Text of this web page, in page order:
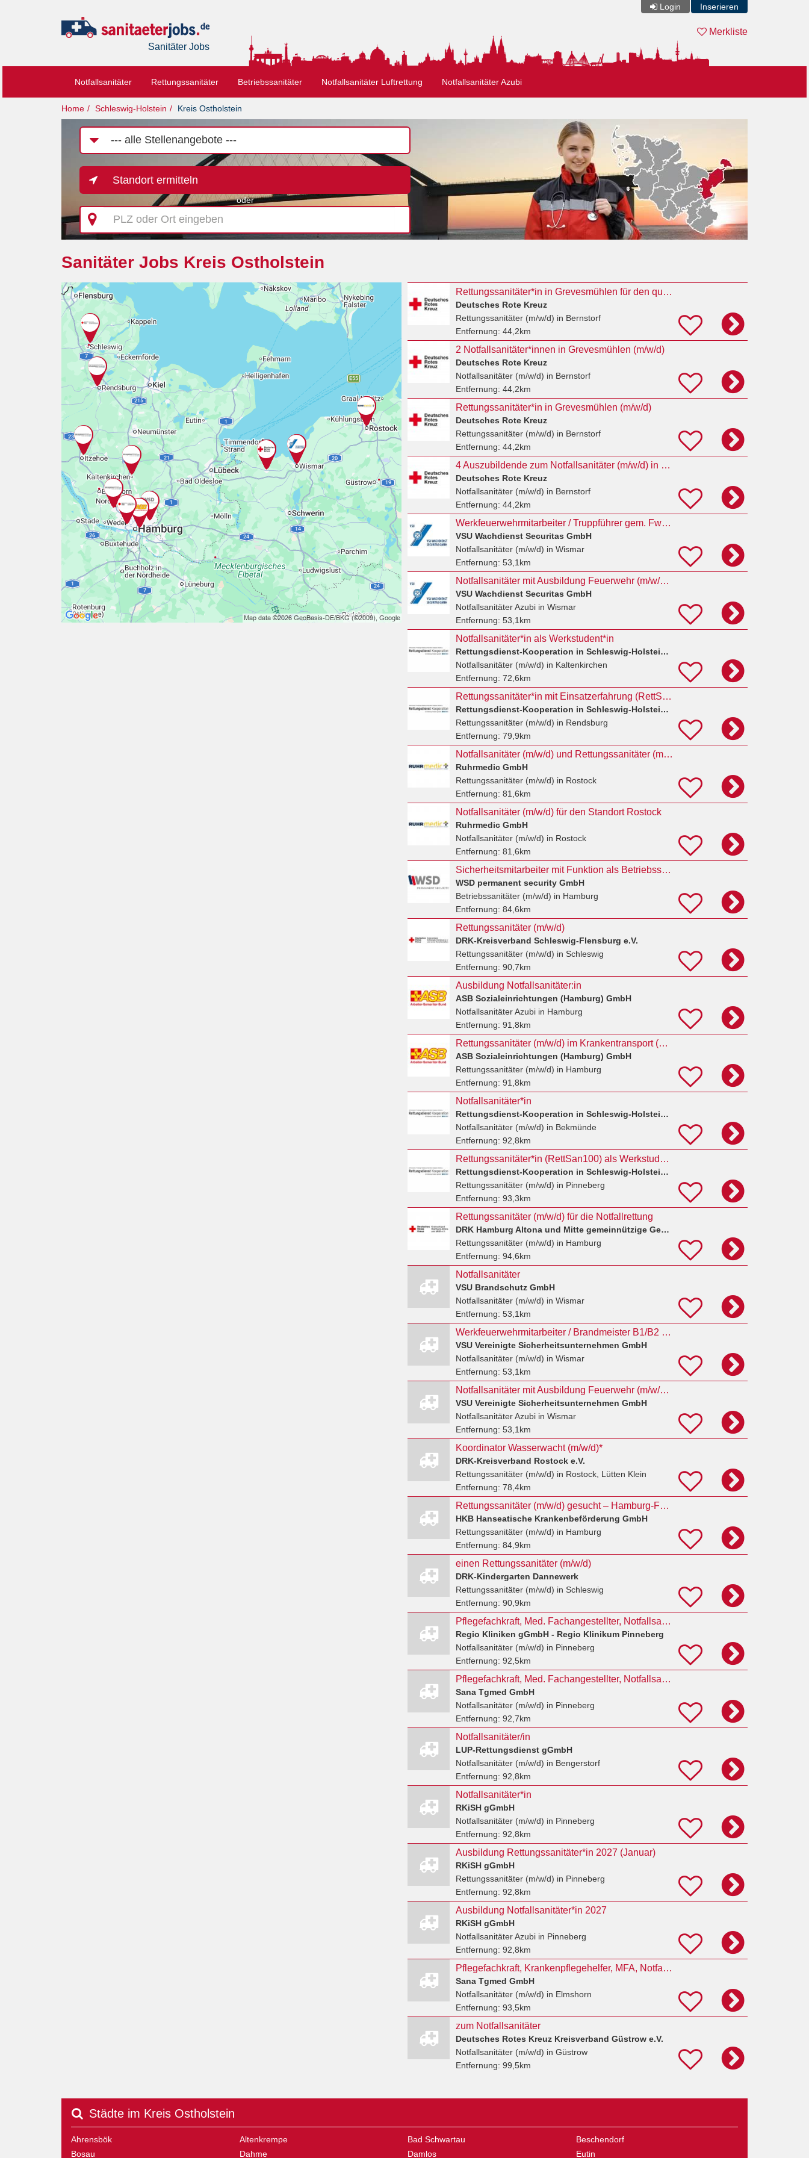
Login Inserieren
Sanitäter Jobs
Merkliste
Notfallsanitäter Rettungssanitäter Betriebssanitäter Notfallsanitäter Luftrettung Notfallsanitäter Azubi
Home Schleswig-Holstein Kreis Ostholstein
Job-
Kategorie
Standort ermitteln
oder
PLZ
oder
Ort
Sanitäter Jobs Kreis Ostholstein
Rettungssanitäter*in in Grevesmühlen für den qualifizierten Krankentransport (m/w/d)
Deutsches Rote Kreuz
Rettungssanitäter (m/w/d) in Bernstorf
Entfernung: 44,2km
2 Notfallsanitäter*innen in Grevesmühlen (m/w/d)
Deutsches Rote Kreuz
Notfallsanitäter (m/w/d) in Bernstorf
Entfernung: 44,2km
Rettungssanitäter*in in Grevesmühlen (m/w/d)
Deutsches Rote Kreuz
Rettungssanitäter (m/w/d) in Bernstorf
Entfernung: 44,2km
4 Auszubildende zum Notfallsanitäter (m/w/d) in Vollzeit
Deutsches Rote Kreuz
Notfallsanitäter (m/w/d) in Bernstorf
Entfernung: 44,2km
Werkfeuerwehrmitarbeiter / Truppführer gem. FwDV 2 + Notfallsanitäter (m/w/d) in Wismar
VSU Wachdienst Securitas GmbH
Notfallsanitäter (m/w/d) in Wismar
Entfernung: 53,1km
Notfallsanitäter mit Ausbildung Feuerwehr (m/w/d) in Wismar
VSU Wachdienst Securitas GmbH
Notfallsanitäter Azubiin Wismar
Entfernung: 53,1km
Notfallsanitäter*in als Werkstudent*in
Rettungsdienst-Kooperation in Schleswig-Holstein (RKISH) gGmbH
Notfallsanitäter (m/w/d) in Kaltenkirchen
Entfernung: 72,6km
Rettungssanitäter*in mit Einsatzerfahrung (RettSan 100)
Rettungsdienst-Kooperation in Schleswig-Holstein (RKISH) gGmbH
Rettungssanitäter (m/w/d) in Rendsburg
Entfernung: 79,9km
Notfallsanitäter (m/w/d) und Rettungssanitäter (m/w/d) für den Standort Rostock
Ruhrmedic GmbH
Rettungssanitäter (m/w/d) in Rostock
Entfernung: 81,6km
Notfallsanitäter (m/w/d) für den Standort Rostock
Ruhrmedic GmbH
Notfallsanitäter (m/w/d) in Rostock
Entfernung: 81,6km
Sicherheitsmitarbeiter mit Funktion als Betriebssanitäter (m/w/d)
WSD permanent security GmbH
Betriebssanitäter (m/w/d) in Hamburg
Entfernung: 84,6km
Rettungssanitäter (m/w/d)
DRK-Kreisverband Schleswig-Flensburg e.V.
Rettungssanitäter (m/w/d) in Schleswig
Entfernung: 90,7km
Ausbildung Notfallsanitäter:in
ASB Sozialeinrichtungen (Hamburg) GmbH
Notfallsanitäter Azubiin Hamburg
Entfernung: 91,8km
Rettungssanitäter (m/w/d) im Krankentransport (w/m/d)
ASB Sozialeinrichtungen (Hamburg) GmbH
Rettungssanitäter (m/w/d) in Hamburg
Entfernung: 91,8km
Notfallsanitäter*in
Rettungsdienst-Kooperation in Schleswig-Holstein (RKISH) gGmbH
Notfallsanitäter (m/w/d) in Bekmünde
Entfernung: 92,8km
Rettungssanitäter*in (RettSan100) als Werkstudent*in
Rettungsdienst-Kooperation in Schleswig-Holstein (RKISH) gGmbH
Rettungssanitäter (m/w/d) in Pinneberg
Entfernung: 93,3km
Rettungssanitäter (m/w/d) für die Notfallrettung
DRK Hamburg Altona und Mitte gemeinnützige Gesellschaft für Kinder, Soziales und Jugend KISO mbH
Rettungssanitäter (m/w/d) in Hamburg
Entfernung: 94,6km
Notfallsanitäter
VSU Brandschutz GmbH
Notfallsanitäter (m/w/d) in Wismar
Entfernung: 53,1km
Werkfeuerwehrmitarbeiter / Brandmeister B1/B2 + Notfallsanitäter (m/w/d) in Wismar
VSU Vereinigte Sicherheitsunternehmen GmbH
Notfallsanitäter (m/w/d) in Wismar
Entfernung: 53,1km
Notfallsanitäter mit Ausbildung Feuerwehr (m/w/d) in Wismar
VSU Vereinigte Sicherheitsunternehmen GmbH
Notfallsanitäter Azubiin Wismar
Entfernung: 53,1km
Koordinator Wasserwacht (m/w/d)*
DRK-Kreisverband Rostock e.V.
Rettungssanitäter (m/w/d) in Rostock, Lütten Klein
Entfernung: 78,4km
Rettungssanitäter (m/w/d) gesucht – Hamburg-Fuhlsbüttel
HKB Hanseatische Krankenbeförderung GmbH
Rettungssanitäter (m/w/d) in Hamburg
Entfernung: 84,9km
einen Rettungssanitäter (m/w/d)
DRK-Kindergarten Dannewerk
Rettungssanitäter (m/w/d) in Schleswig
Entfernung: 90,9km
Pflegefachkraft, Med. Fachangestellter, Notfallsanitäter (m/w/d) Notfallambulanz Pinneberg
Regio Kliniken gGmbH - Regio Klinikum Pinneberg
Notfallsanitäter (m/w/d) in Pinneberg
Entfernung: 92,5km
Pflegefachkraft, Med. Fachangestellter, Notfallsanitäter (m/w/d) Notfallambulanz Pinneberg
Sana Tgmed GmbH
Notfallsanitäter (m/w/d) in Pinneberg
Entfernung: 92,7km
Notfallsanitäter/in
LUP-Rettungsdienst gGmbH
Notfallsanitäter (m/w/d) in Bengerstorf
Entfernung: 92,8km
Notfallsanitäter*in
RKiSH gGmbH
Notfallsanitäter (m/w/d) in Pinneberg
Entfernung: 92,8km
Ausbildung Rettungssanitäter*in 2027 (Januar)
RKiSH gGmbH
Rettungssanitäter (m/w/d) in Pinneberg
Entfernung: 92,8km
Ausbildung Notfallsanitäter*in 2027
RKiSH gGmbH
Notfallsanitäter Azubiin Pinneberg
Entfernung: 92,8km
Pflegefachkraft, Krankenpflegehelfer, MFA, Notfallsanitäter (m/w/d) Notfallambulanz Pflege Elmshorn
Sana Tgmed GmbH
Notfallsanitäter (m/w/d) in Elmshorn
Entfernung: 93,5km
zum Notfallsanitäter
Deutsches Rotes Kreuz Kreisverband Güstrow e.V.
Notfallsanitäter (m/w/d) in Güstrow
Entfernung: 99,5km
Städte im Kreis Ostholstein
Ahrensbök Altenkrempe Bad Schwartau
Beschendorf
Bosau
Dahme Damlos Eutin